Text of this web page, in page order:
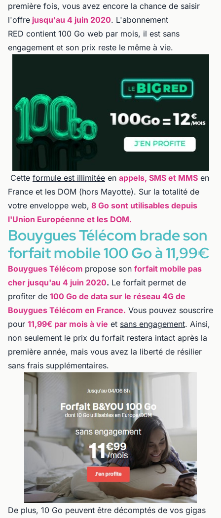
première fois, vous avez encore la chance de saisir
l'offre jusqu'au 4 juin 2020. L'abonnement
RED contient 100 Go web par mois, il est sans
engagement et son prix reste le même à vie.
Cette formule est illimitée en appels, SMS et MMS en
France et les DOM (hors Mayotte). Sur la totalité de
votre enveloppe web, 8 Go sont utilisables depuis
l'Union Européenne et les DOM.
Bouygues Télécom brade son
forfait mobile 100 Go à 11,99€
Bouygues Télécom propose son forfait mobile pas
cher jusqu'au 4 juin 2020. Le forfait permet de
profiter de 100 Go de data sur le réseau 4G de
Bouygues Télécom en France. Vous pouvez souscrire
pour 11,99€ par mois à vie et sans engagement. Ainsi,
non seulement le prix du forfait restera intact après la
première année, mais vous avez la liberté de résilier
sans frais supplémentaires.
De plus, 10 Go peuvent être décomptés de vos gigas